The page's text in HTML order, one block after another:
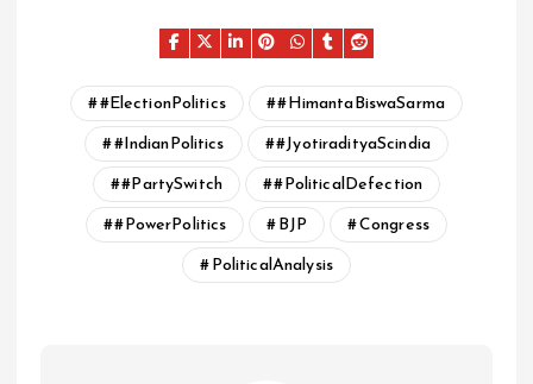
#ElectionPolitics #HimantaBiswaSarma
#IndianPolitics #JyotiradityaScindia
#PartySwitch #PoliticalDefection
#PowerPolitics BJP Congress
PoliticalAnalysis